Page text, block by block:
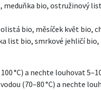
meduňka bio, ostružinový
bio, měsíček květ bio,
list bio, smrkové jehličí
°C) a nechte louhovat
(70–80 °C) a nechte